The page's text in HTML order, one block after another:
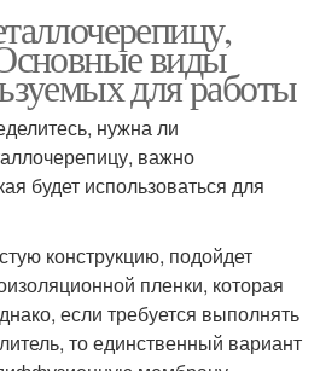
виды
для работы
нужна ли
важно
будет использоваться для
конструкцию, подойдет
пленки, которая
если требуется выполнять
то единственный вариант